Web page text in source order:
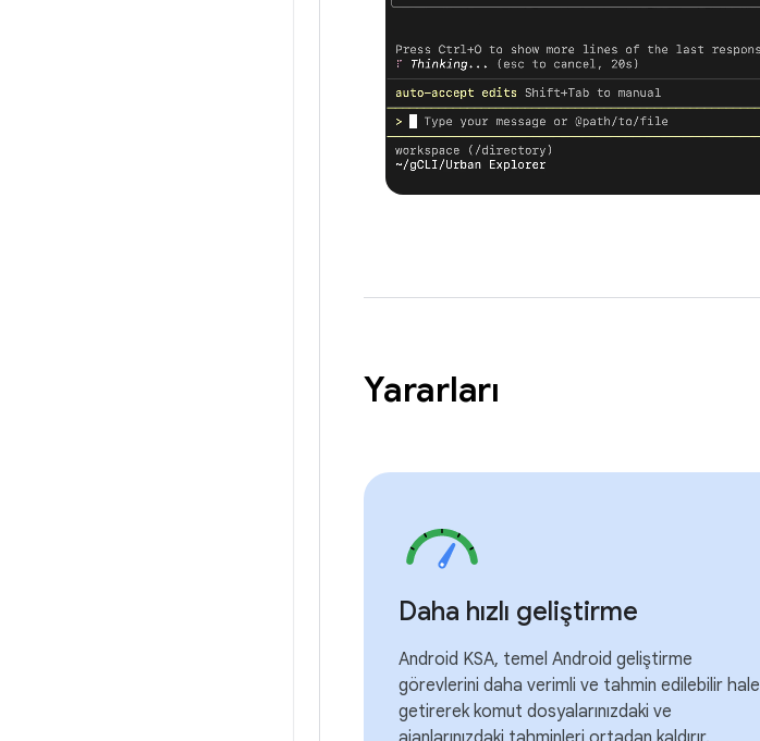
Yararları
Daha hızlı geliştirme
Android KSA, temel Android geliştirme
görevlerini daha verimli ve tahmin edilebilir hale
getirerek komut dosyalarınızdaki ve